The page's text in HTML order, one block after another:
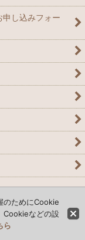
し込みフォー
のためにCookie
Cookieなどの設
ら